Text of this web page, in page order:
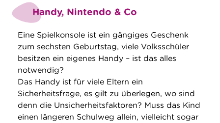
Handy, Nintendo & Co
Eine Spielkonsole ist ein gängiges Geschenk
zum sechsten Geburtstag, viele Volksschüler
besitzen ein eigenes Handy – ist das alles
notwendig?
Das Handy ist für viele Eltern ein
Sicherheitsfrage, es gilt zu überlegen, wo sind
denn die Unsicherheitsfaktoren? Muss das Kind
einen längeren Schulweg allein, vielleicht sogar